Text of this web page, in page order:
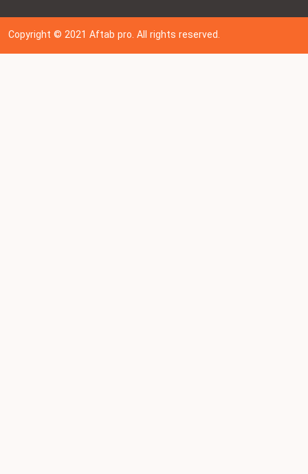
Copyright © 202 1Aftab pro. All rights reserved.